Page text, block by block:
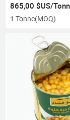
865,00 $US/
1 Tonne(MOQ)